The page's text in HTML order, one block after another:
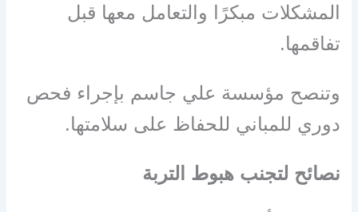
المشكلات مبكرًا والتعامل معها قبل
تفاقمها.
وتنصح مؤسسة علي جاسم بإجراء فحص
دوري للمباني للحفاظ على سلامتها.
نصائح لتجنب هبوط التربة